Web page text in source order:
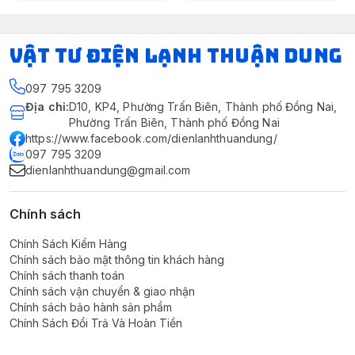
VẬT TƯ ĐIỆN LẠNH THUẬN DUNG
097 795 3209
Địa chỉ:D10, KP4, Phường Trấn Biên, Thành phố Đồng Nai,
Phường Trấn Biên, Thành phố Đồng Nai
https://www.facebook.com/dienlanhthuandung/
097 795 3209
dienlanhthuandung@gmail.com
Chính sách
Chính Sách Kiểm Hàng
Chính sách bảo mật thông tin khách hàng
Chính sách thanh toán
Chính sách vận chuyển & giao nhận
Chính sách bảo hành sản phẩm
Chính Sách Đổi Trả Và Hoàn Tiền